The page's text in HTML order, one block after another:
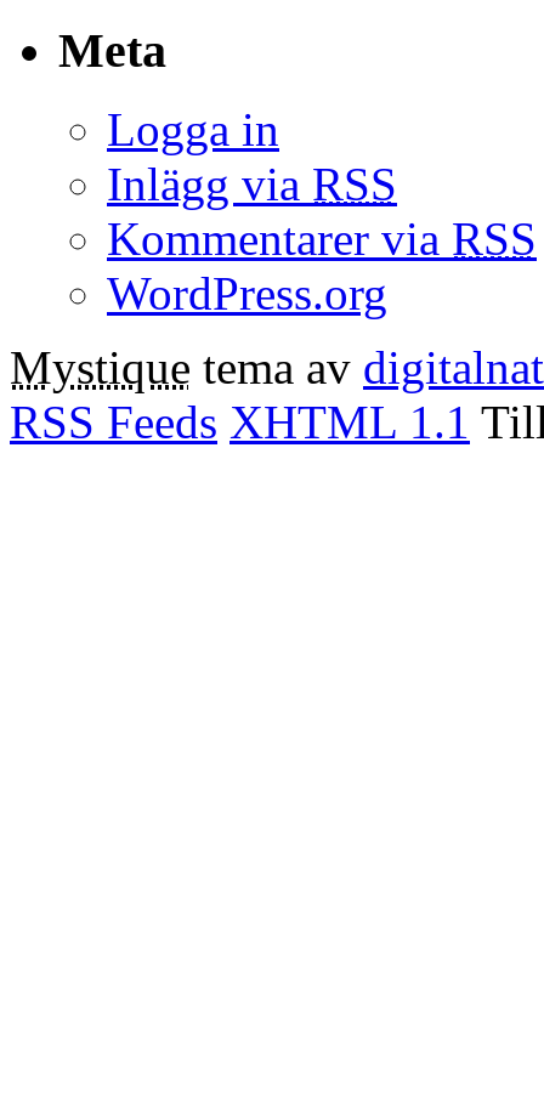
Meta
Logga in
Inlägg via RSS
Kommentarer via RSS
WordPress.org
Mystique tema av
RSS Feeds XHTML 1.1